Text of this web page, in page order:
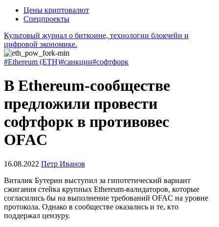
Цены криптовалют
Спецпроекты
Культовый журнал о биткоине, технологии блокчейн и
цифровой экономике.
#Ethereum (ETH)#санкции#софтфорк
В Ethereum-сообществе
предложили провести
софтфорк в противовес
OFAC
16.08.2022 Петр Иванов
Виталик Бутерин выступил за гипотетический вариант
сжигания стейка крупных Ethereum-валидаторов, которые
согласились бы на выполнение требований OFAC на уровне
протокола. Однако в сообществе оказались и те, кто
поддержал цензуру.